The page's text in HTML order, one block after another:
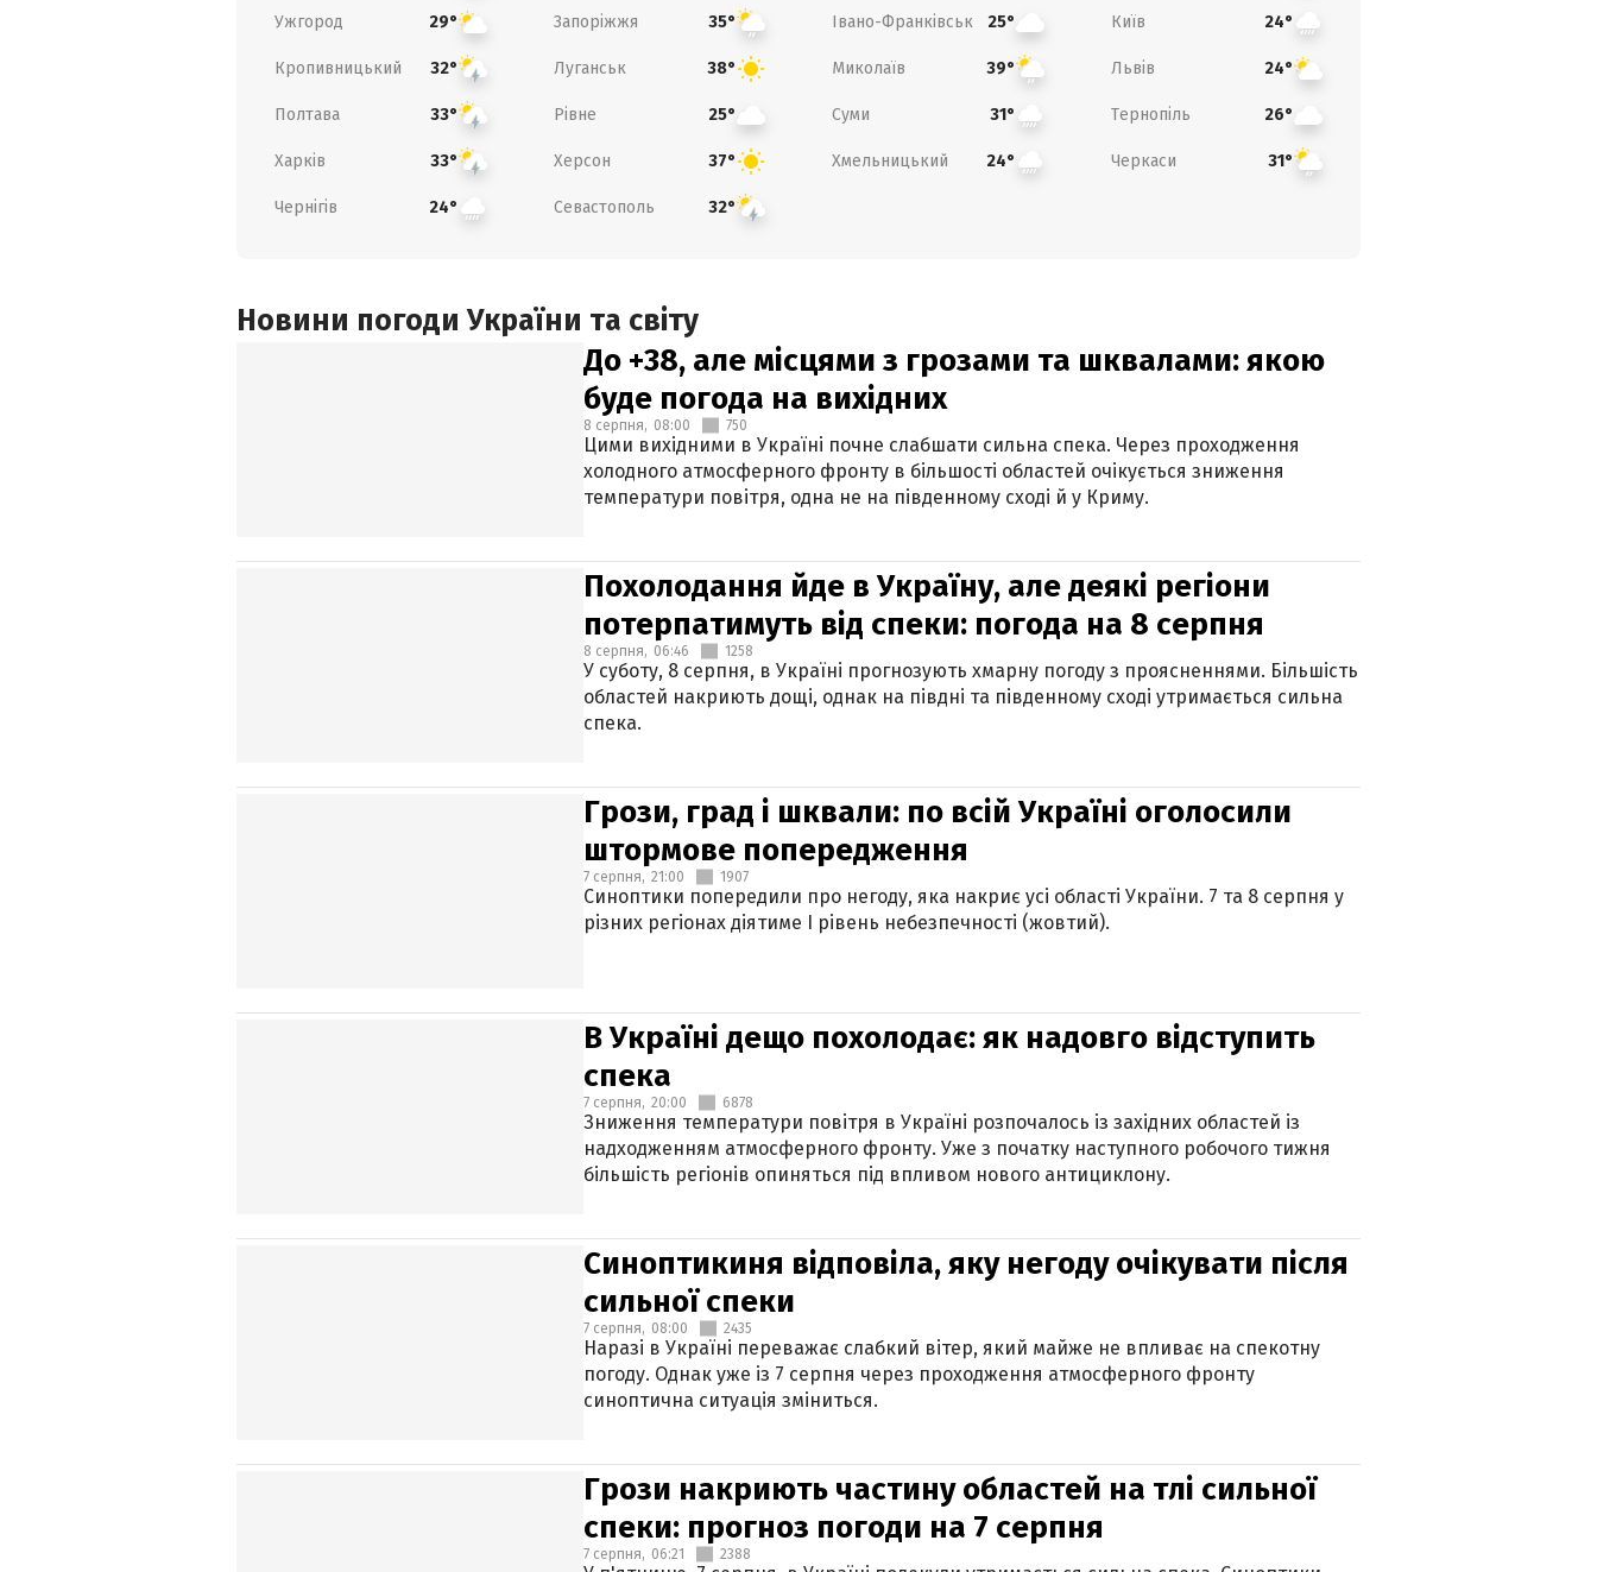
Ужгород 29° Запоріжжя 35° Івано-Франківськ 25° Київ 24°
Кропивницький 32° Луганськ 38° Миколаїв 39° Львів 24°
Полтава 33° Рівне 25° Суми 31° Тернопіль 26°
Харків 33° Херсон 37° Хмельницький 24° Черкаси 31°
Чернігів 24° Севастополь 32°
Новини погоди України та світу
До +38, але місцями з грозами та шквалами: якою
буде погода на вихідних
8 серпня, 08:00 750
Цими вихідними в Україні почне слабшати сильна спека. Через проходження
холодного атмосферного фронту в більшості областей очікується зниження
температури повітря, одна не на південному сході й у Криму.
Похолодання йде в Україну, але деякі регіони
потерпатимуть від спеки: погода на 8 серпня
8 серпня, 06:46 1258
У суботу, 8 серпня, в Україні прогнозують хмарну погоду з проясненнями. Більшість
областей накриють дощі, однак на півдні та південному сході утримається сильна
спека.
Грози, град і шквали: по всій Україні оголосили
штормове попередження
7 серпня, 21:00 1907
Синоптики попередили про негоду, яка накриє усі області України. 7 та 8 серпня у
різних регіонах діятиме І рівень небезпечності (жовтий).
В Україні дещо похолодає: як надовго відступить
спека
7 серпня, 20:00 6878
Зниження температури повітря в Україні розпочалось із західних областей із
надходженням атмосферного фронту. Уже з початку наступного робочого тижня
більшість регіонів опиняться під впливом нового антициклону.
Синоптикиня відповіла, яку негоду очікувати після
сильної спеки
7 серпня, 08:00 2435
Наразі в Україні переважає слабкий вітер, який майже не впливає на спекотну
погоду. Однак уже із 7 серпня через проходження атмосферного фронту
синоптична ситуація зміниться.
Грози накриють частину областей на тлі сильної
спеки: прогноз погоди на 7 серпня
7 серпня, 06:21 2388